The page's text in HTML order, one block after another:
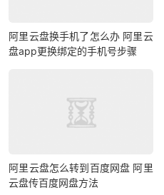
阿里云盘换手机了怎么办 阿里云
盘app更换绑定的手机号步骤
阿里云盘怎么转到百度网盘 阿里
云盘传百度网盘方法